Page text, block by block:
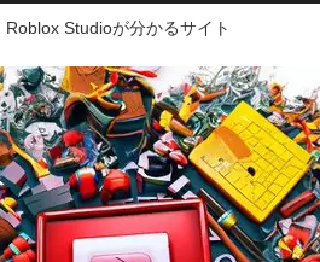
Roblox Studioが分かるサイト